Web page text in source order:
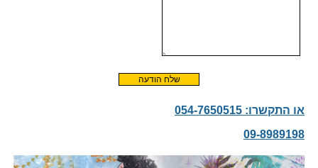
או התקשרו: 054-7650515
09-8989198